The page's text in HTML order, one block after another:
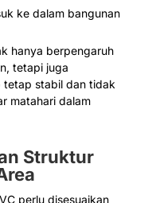
ke dalam bangunan
hanya berpengaruh
tetapi juga
tetap stabil dan tidak
matahari dalam
Struktur
perlu disesuaikan